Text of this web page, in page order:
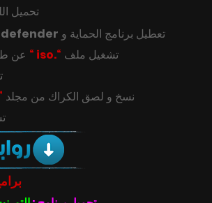
تحميل
تعطيل برنامج الحماية و
تشغيل ملف “.iso “ عن
‎‫نسخ و لصق الكراك من مجلد “